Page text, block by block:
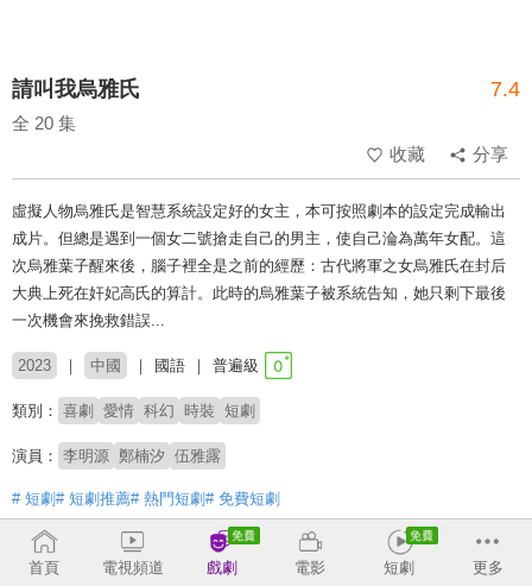
請叫我烏雅氏 7.4
全 20 集
收藏
分享
虛擬人物烏雅氏是智慧系統設定好的女主，本可按照劇本的設定完成輸出
成片。但總是遇到一個女二號搶走自己的男主，使自己淪為萬年女配。這
次烏雅葉子醒來後，腦子裡全是之前的經歷：古代將軍之女烏雅氏在封后
大典上死在奸妃高氏的算計。此時的烏雅葉子被系統告知，她只剩下最後
一次機會來挽救錯誤...
2023 中國 國語 普遍級
類別： 喜劇 愛情 科幻 時裝 短劇
演員： 李明源 鄭楠汐 伍雅露
# 短劇 # 短劇推薦# 熱門短劇 # 免費短劇
首頁
電視頻道 戲劇 電影 短劇 更多